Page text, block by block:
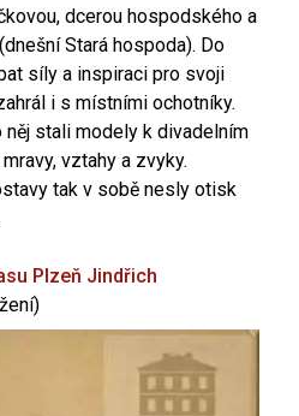
dcerou hospodského a
Stará hospoda). Do
síly a inspiraci pro svoji
i s místními ochotníky.
stali modely k divadelním
vztahy a zvyky.
tak v sobě nesly otisk
Plzeň Jindřich